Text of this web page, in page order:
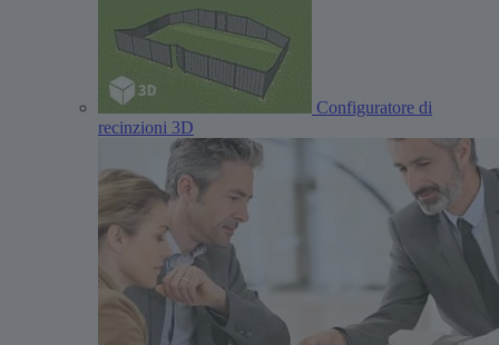
Configuratore di
recinzioni 3D